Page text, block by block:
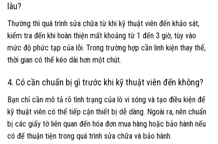
lâu?
Thường thì quá trình sửa chữa từ khi kỹ thuật viên đến khảo sát,
kiểm tra đến khi hoàn thiện mất khoảng từ 1 đến 3 giờ, tùy vào
mức độ phức tạp của lỗi. Trong trường hợp cần linh kiện thay thế,
thời gian có thể kéo dài hơn một chút.
4. Có cần chuẩn bị gì trước khi kỹ thuật viên đến không?
Bạn chỉ cần mô tả rõ tình trạng của lò vi sóng và tạo điều kiện để
kỹ thuật viên có thể tiếp cận thiết bị dễ dàng. Ngoài ra, nên chuẩn
bị các giấy tờ liên quan đến hóa đơn mua hàng hoặc bảo hành nếu
có để thuận tiện trong quá trình sửa chữa và bảo hành.